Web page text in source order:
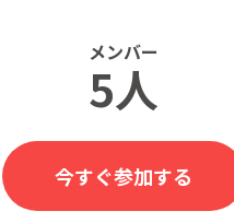
メンバー
5人
今すぐ参加する